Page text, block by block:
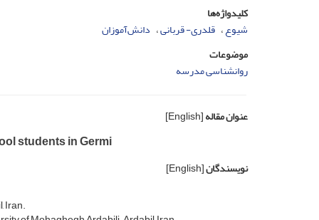
کلیدواژه‌ها
شیوع قلدری- قربانی دانش‌آموزان
موضوعات
روانشناسی مدرسه
عنوان مقاله[English]
students in Germi
نویسندگان[English]
Iran.